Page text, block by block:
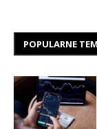
POPULARNE